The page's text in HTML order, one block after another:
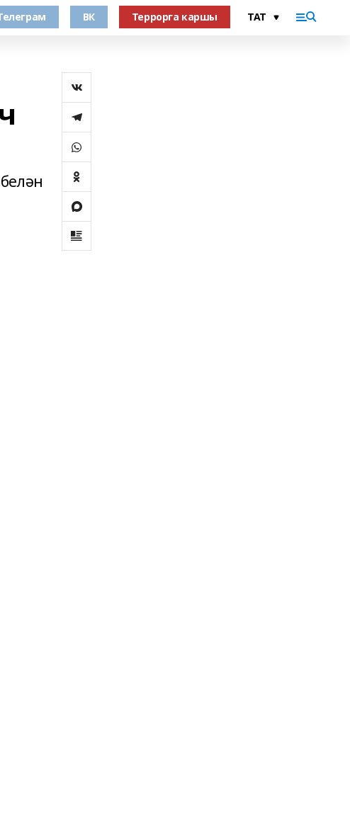
ВК Террорга каршы